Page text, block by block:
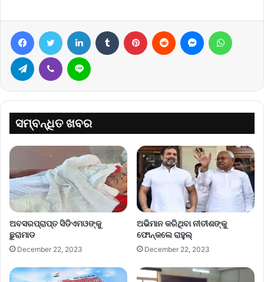
FacebookTwitter LinkedIn Tumblr Pinterest Reddit Messenger
Telegram Viber Line
ସମ୍ବନ୍ଧିତ ଖବର
ଅବସରପ୍ରାପ୍ତ ସିଡିଏମଓଙ୍କୁ
ଛୁରାମାଡ
December 22, 2023
ଅଭିମାନ କରିଥିବା ନୀତୀଶଙ୍କୁ
ଫୋନ୍‌କଲେ ରାହୁଲ୍‌
December 22, 2023